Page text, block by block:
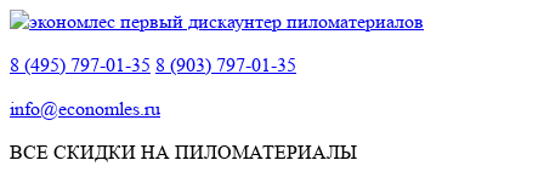
8 (495) 797-01-35 8 (903) 797-01-35
info@economles.ru
ВСЕ СКИДКИ НА ПИЛОМАТЕРИАЛЫ